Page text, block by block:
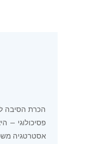
הכרת הסיבה
פסיכולוגי —
אסטרטגיה